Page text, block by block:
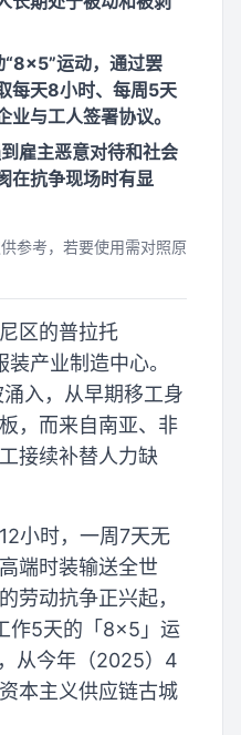
运动，通过罢
每天8小时、每周5天
与工人签署协议。
雇主恶意对待和社会
在抗争现场时有显
参考，若要使用需对照原
区的普拉托
产业制造中心。
入，从早期移工身
，而来自南亚、非
接续补替人力缺
小时，一周7天无
端时装输送全世
劳动抗争正兴起，
作5天的「8×5」运
从今年（2025）4
本主义供应链古城